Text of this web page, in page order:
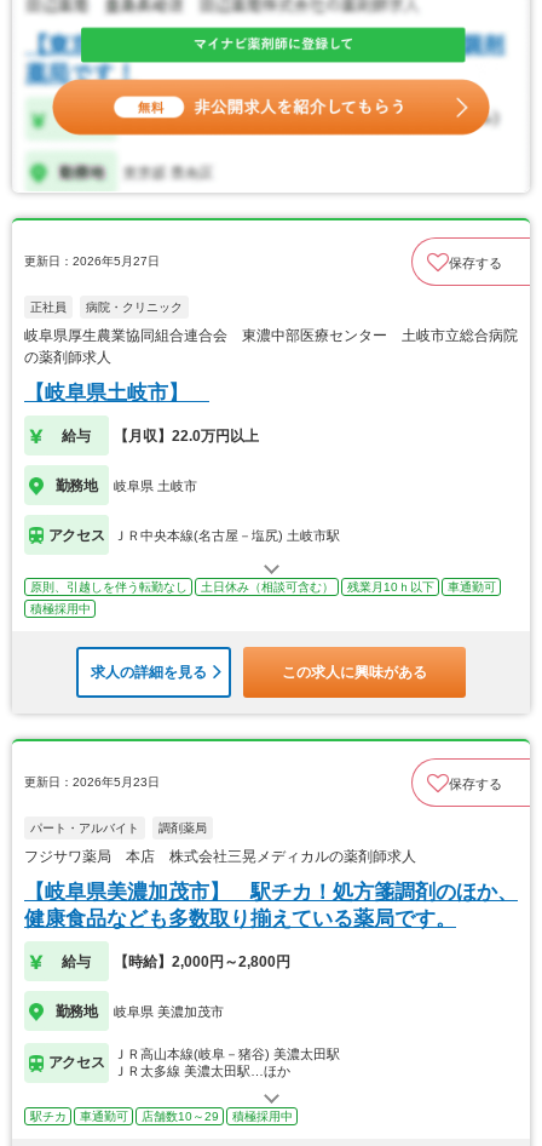
更新日：2026年5月27日 保存する
正社員 病院・クリニック
岐阜県厚生農業協同組合連合会 東濃中部医療センター 土岐市立総合病院
の薬剤師求人
【岐阜県土岐市】
給与 【月収】22.0万円以上
勤務地 岐阜県 土岐市
アクセス ＪＲ中央本線(名古屋－塩尻) 土岐市駅
原則、引越しを伴う転勤なし 土日休み（相談可含む） 残業月10ｈ以下
車通勤可
積極採用中
求人の詳細を見る この求人に興味がある
更新日：2026年5月23日 保存する
パート・アルバイト 調剤薬局
フジサワ薬局 本店 株式会社三晃メディカルの薬剤師求人
【岐阜県美濃加茂市】 駅チカ！処方箋調剤のほか、
健康食品なども多数取り揃えている薬局です。
給与 【時給】2,000円～2,800円
勤務地 岐阜県 美濃加茂市
アクセス
ＪＲ高山本線(岐阜－猪谷) 美濃太田駅
ＪＲ太多線 美濃太田駅…ほか
駅チカ 車通勤可 店舗数10～29 積極採用中